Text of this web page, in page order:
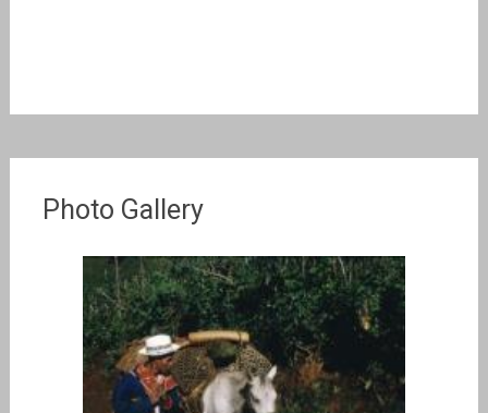
Photo Gallery